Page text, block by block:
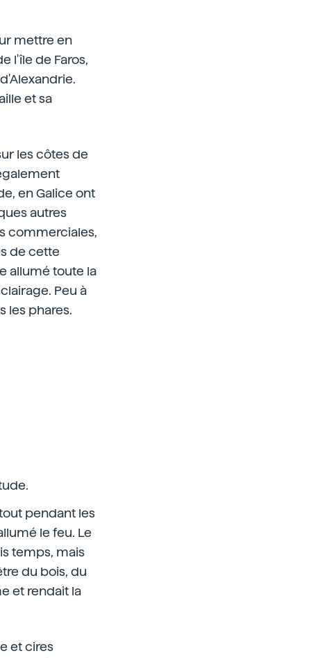
mettre en
l'île de Faros,
et sa
les côtes de
en Galice ont
autres
commerciales,
de cette
allumé toute la
Peu à
les phares.
pendant les
le feu. Le
temps, mais
du bois, du
et rendait la
et cires